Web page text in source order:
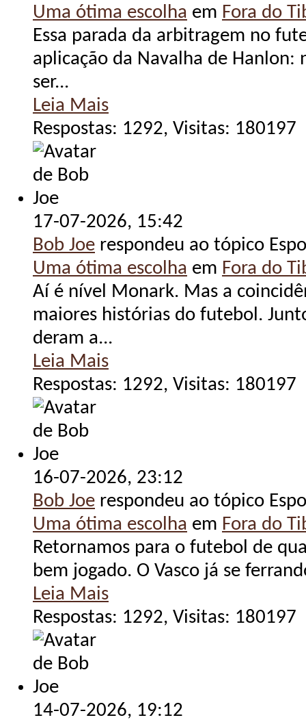
Uma ótima escolha em Fora do
Essa parada da arbitragem no
aplicação da Navalha de
ser...
Leia Mais
Respostas: 1292, Visitas: 180197
17-07-2026, 15:42
Bob Joe respondeu ao tópico
Uma ótima escolha em Fora do
Aí é nível Monark. Mas a
maiores histórias do futebol.
deram a...
Leia Mais
Respostas: 1292, Visitas: 180197
16-07-2026, 23:12
Bob Joe respondeu ao tópico
Uma ótima escolha em Fora do
Retornamos para o futebol de
bem jogado. O Vasco já se
Leia Mais
Respostas: 1292, Visitas: 180197
14-07-2026, 19:12